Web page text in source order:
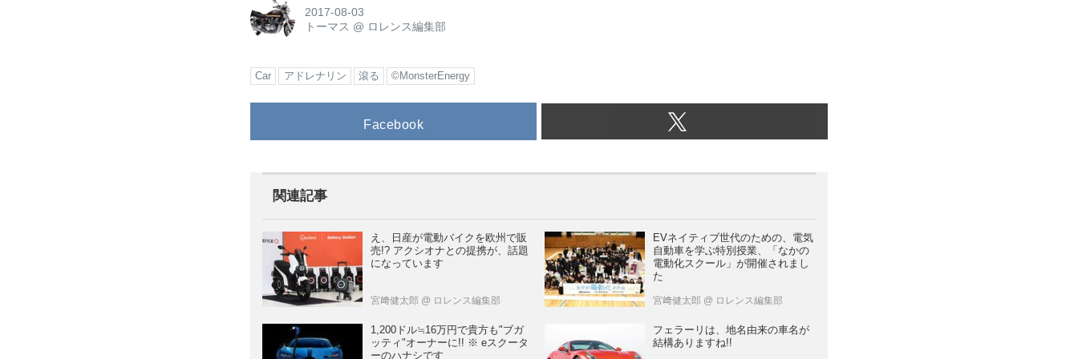
2017-08-03
トーマス @ ロレンス編集部
Car アドレナリン 滾る ©MonsterEnergy
Facebook
関連記事
え、日産が電動バイクを欧州で販
売!? アクシオナとの提携が、話題
になっています
宮﨑健太郎 @ ロレンス編集部
EVネイティブ世代のための、電気
自動車を学ぶ特別授業、「なかの
電動化スクール」が開催されまし
た
宮﨑健太郎 @ ロレンス編集部
1,200ドル≒16万円で貴方も"ブガ
ッティ"オーナーに!! ※ eスクータ
ーのハナシです
フェラーリは、地名由来の車名が
結構ありますね!!